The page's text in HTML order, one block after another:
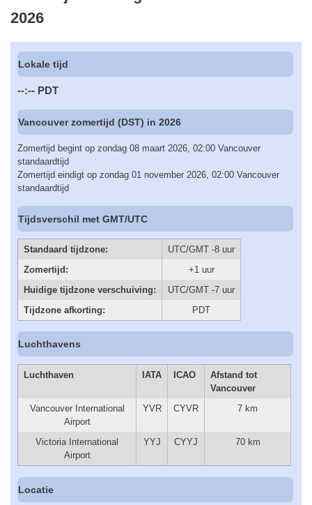
2026
Lokale tijd
--:-- PDT
Vancouver zomertijd (DST) in 2026
Zomertijd begint op zondag 08 maart 2026, 02:00 Vancouver
standaardtijd
Zomertijd eindigt op zondag 01 november 2026, 02:00 Vancouver
standaardtijd
Tijdsverschil met GMT/UTC
Standaard tijdzone:
UTC/GMT -8 uur
Zomertijd:
+1 uur
Huidige tijdzone verschuiving:
UTC/GMT -7 uur
Tijdzone afkorting:
PDT
Luchthavens
Luchthaven IATA ICAO
Afstand tot
Vancouver
Vancouver International
Airport
YVR CYVR 7 km
Victoria International
Airport
YYJ CYYJ 70 km
Locatie